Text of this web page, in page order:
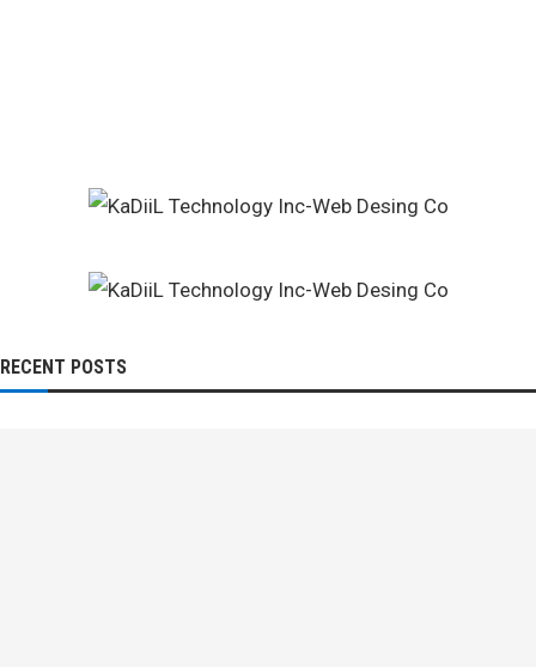
RECENT POSTS